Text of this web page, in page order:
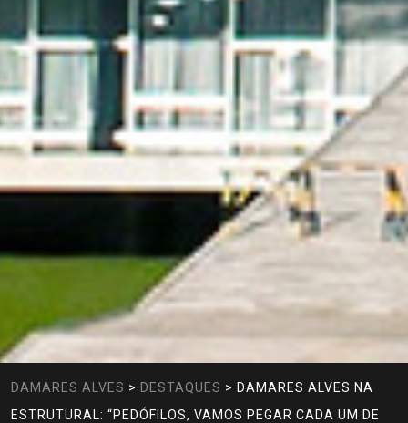
DAMARES ALVES > DESTAQUES > DAMARES ALVES NA
ESTRUTURAL: “PEDÓFILOS, VAMOS PEGAR CADA UM DE